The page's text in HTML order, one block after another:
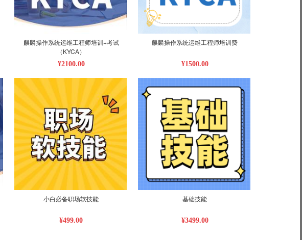
麒麟操作系统运维工程师培训+考试
（KYCA）
¥2100.00
麒麟操作系统运维工程师培训费
¥1500.00
小白必备职场软技能
¥499.00
基础技能
¥3499.00